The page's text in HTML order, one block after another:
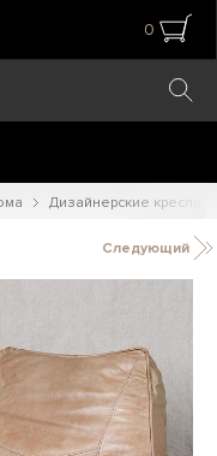
0
Дизайнерские кресла
Следующий